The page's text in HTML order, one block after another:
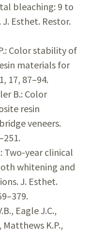
bleaching: 9 to
Esthet. Restor.
Color stability of
materials for
17, 87–94.
B.: Color
resin
veneers.
Two-year clinical
whitening and
J. Esthet.
Eagle J.C.,
Matthews K.P.,